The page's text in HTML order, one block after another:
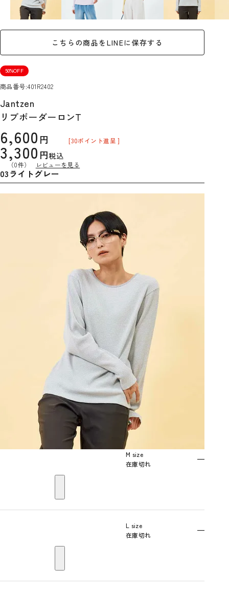
こちらの商品をLINEに保存する
50%OFF
商品番号 401R2402
Jantzen
リブボーダーロンT
6,600
3,300 税込
[30ポイント進呈 ]
（0件） レビューを見る
03ライトグレー
M size
在庫切れ
—
L size
在庫切れ
—